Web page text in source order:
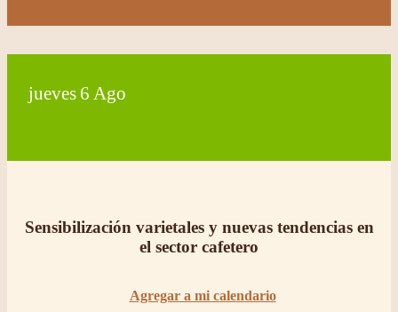
jueves 6 Ago
Sensibilización varietales y nuevas tendencias en
el sector cafetero
Agregar a mi calendario